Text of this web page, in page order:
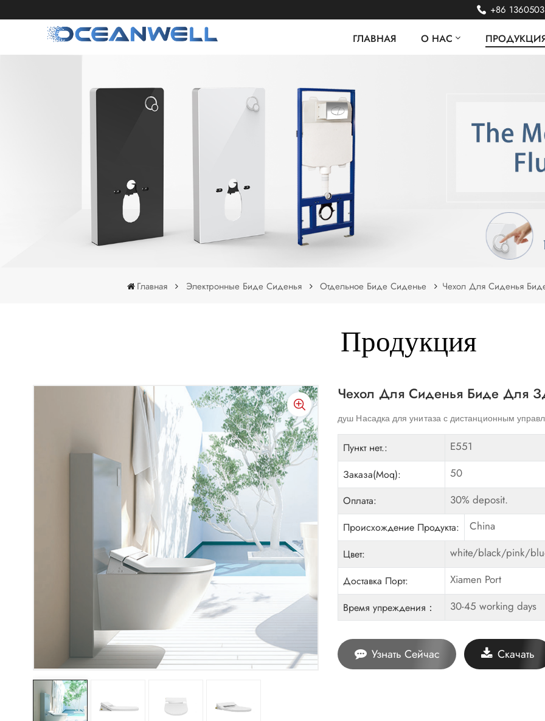
+86
ГЛАВНАЯ О НАС
Главная Электронные Биде Сиденья Отдельное Биде Сиденье Чехол Для Сиденья
Продукция
Чехол Для Сиденья Биде Для
душ Насадка для унитаза с дистанционным
Пункт нет.: E551
Заказа(Moq): 50
Оплата: 30% deposit.
Происхождение Продукта: China
Цвет: white/black/pink/
Доставка Порт: Xiamen Port
Время упреждения： 30-45 working days
Узнать Сейчас Скачать